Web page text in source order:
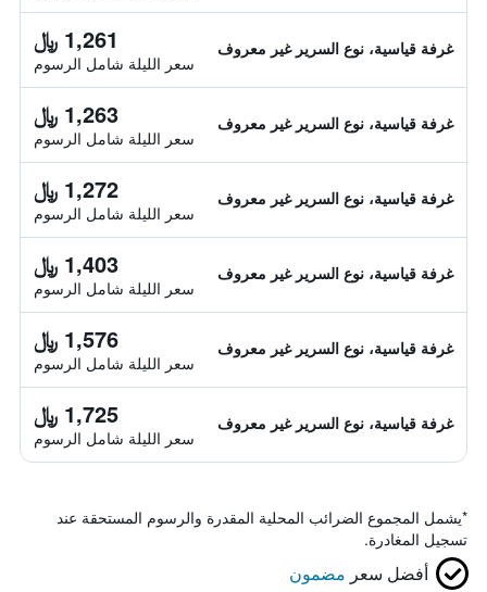
غرفة قياسية، نوع السرير غير معروف 1,261 ﷼
سعر الليلة شامل الرسوم
غرفة قياسية، نوع السرير غير معروف 1,263 ﷼
سعر الليلة شامل الرسوم
غرفة قياسية، نوع السرير غير معروف 1,272 ﷼
سعر الليلة شامل الرسوم
غرفة قياسية، نوع السرير غير معروف 1,403 ﷼
سعر الليلة شامل الرسوم
غرفة قياسية، نوع السرير غير معروف 1,576 ﷼
سعر الليلة شامل الرسوم
غرفة قياسية، نوع السرير غير معروف 1,725 ﷼
سعر الليلة شامل الرسوم
*يشمل المجموع الضرائب المحلية المقدرة والرسوم المستحقة عند
تسجيل المغادرة.
أفضل سعر مضمون